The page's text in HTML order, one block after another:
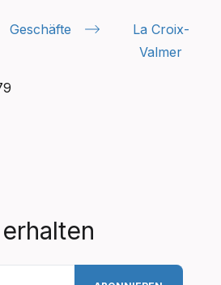
Geschäfte
La Croix-
Valmer